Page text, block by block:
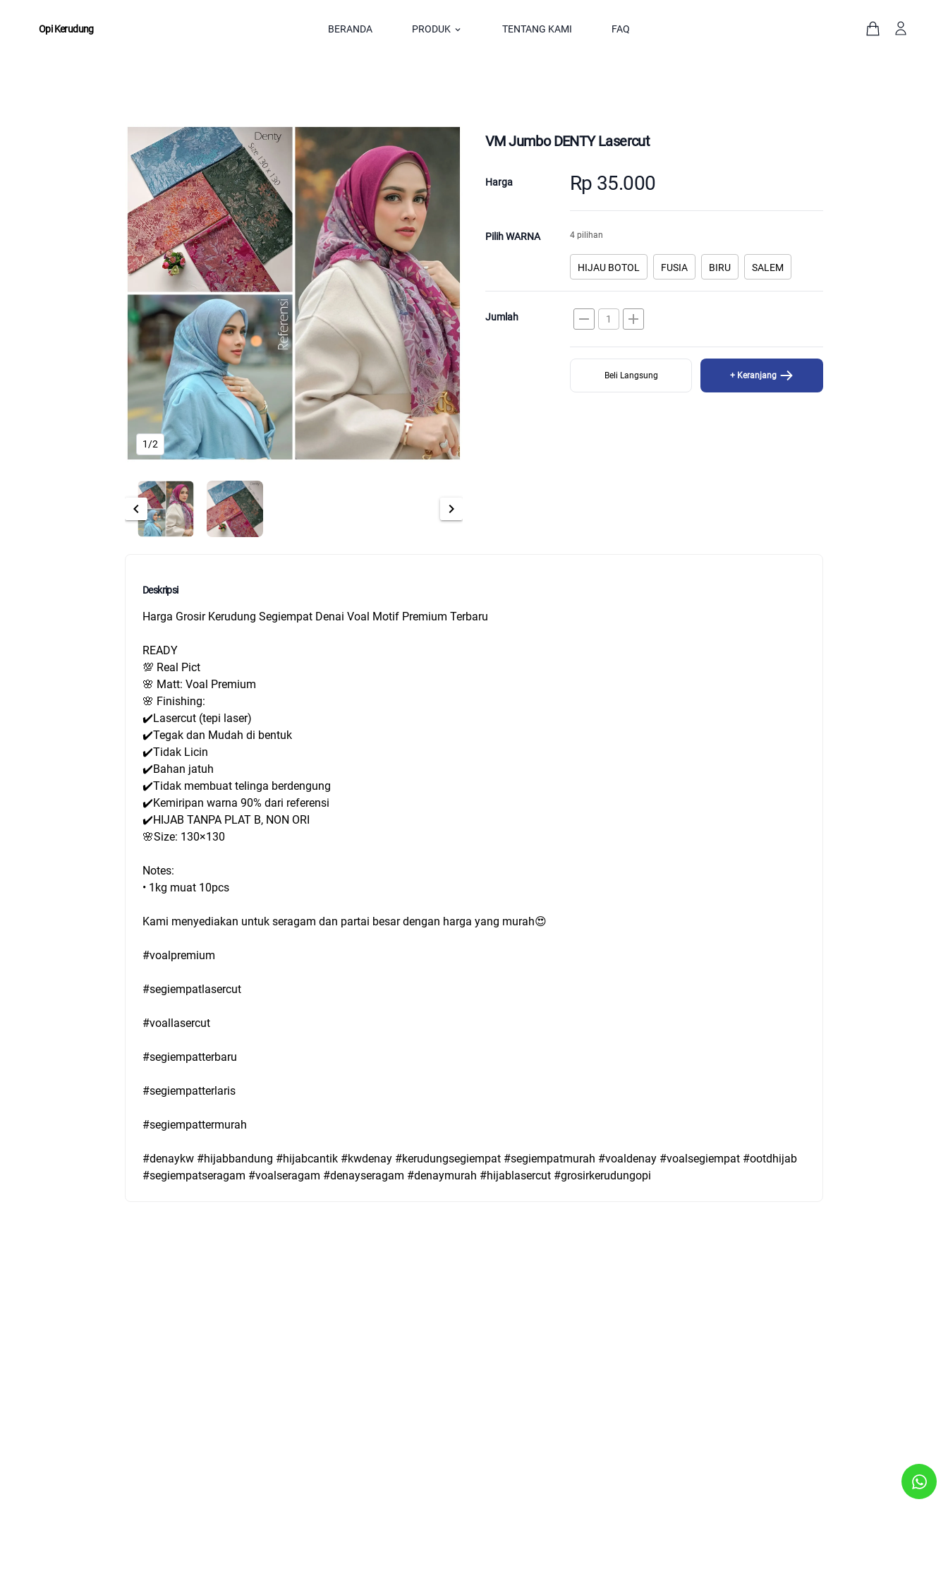
Opi Kerudung BERANDA PRODUK keyboard_arrow_down TENTANG KAMI FAQ
1/2
chevron_left chevron_right
VM Jumbo DENTY Lasercut
Harga Rp 35.000
Pilih WARNA 4 pilihan
HIJAU BOTOL FUSIA BIRU SALEM
Jumlah remove add
Beli Langsung + Keranjang
Deskripsi
Harga Grosir Kerudung Segiempat Denai Voal Motif Premium Terbaru
READY
💯 Real Pict
🌸 Matt: Voal Premium
🌸 Finishing:
✔️Lasercut (tepi laser)
✔️Tegak dan Mudah di bentuk
✔️Tidak Licin
✔️Bahan jatuh
✔️Tidak membuat telinga berdengung
✔️Kemiripan warna 90% dari referensi
✔️HIJAB TANPA PLAT B, NON ORI
🌸Size: 130×130
Notes:
• 1kg muat 10pcs
Kami menyediakan untuk seragam dan partai besar dengan harga yang murah😍
#voalpremium
#segiempatlasercut
#voallasercut
#segiempatterbaru
#segiempatterlaris
#segiempattermurah
#denaykw #hijabbandung #hijabcantik #kwdenay #kerudungsegiempat #segiempatmurah #voaldenay #voalsegiempat #ootdhijab
#segiempatseragam #voalseragam #denayseragam #denaymurah #hijablasercut #grosirkerudungopi